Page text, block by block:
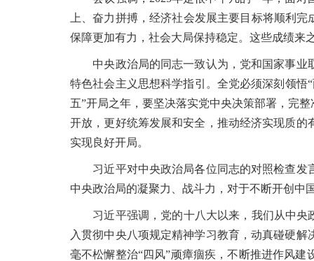
上、奋力拼搏，经济社会发展主要目标将顺利
保障更加有力，社会大局保持稳定。这些成绩来
中央政治局的同志一致认为，党和国家事业
特色社会主义思想科学指引。全党必须深刻领悟
五”开局之年，要坚决落实党中央决策部署，完
开放，更好统筹发展和安全，推动经济实现质
实现良好开局。
习近平对中央政治局各位同志的对照检查发
中央政治局的凝聚力、战斗力，对于不断开创中
习近平强调，党的十八大以来，我们从中央
入贯彻中央八项规定精神学习教育，动真碰硬
毫不松懈整治“四风”顽瘴痼疾，不断推进作风